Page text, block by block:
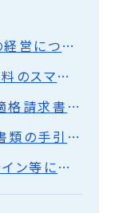
室蘭市水道事業・下水道事業の経営について
7月から水道料金と下水道使用料のスマホ収納が始まります！！
室蘭市上下水道事業における適格請求書等保存方式（インボイス制度）への対応について
室蘭市発注工事に関わる提出書類の手引きの作成について
水道部発注工事に係るガイドライン等について